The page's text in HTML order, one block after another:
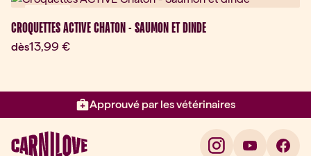
CROQUETTES ACTIVE CHATON - SAUMON ET DINDE
dèsPrix actuel:
13,99 €
Approuvé par les vétérinaires
Élément 2 sur 3: Approuvé par